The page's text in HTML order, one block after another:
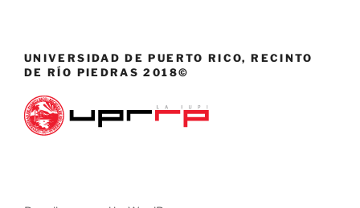
UNIVERSIDAD DE PUERTO RICO, RECINTO
DE RÍO PIEDRAS 2018©